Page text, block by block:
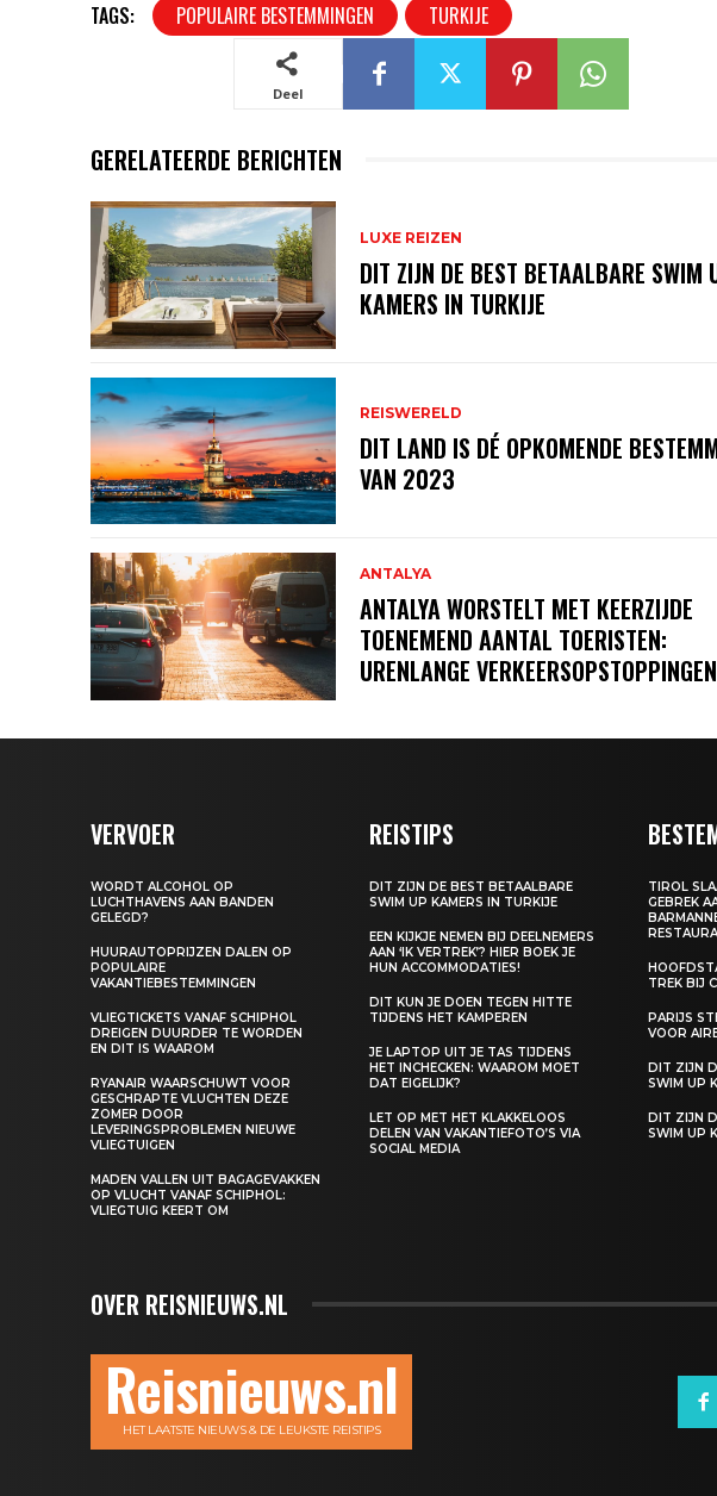
TAGS: POPULAIRE BESTEMMINGEN TURKIJE
Deel
GERELATEERDE BERICHTEN
LUXE REIZEN
DIT ZIJN DE BEST BETAALBARE SWIM
KAMERS IN TURKIJE
REISWERELD
DIT LAND IS DÉ OPKOMENDE
VAN 2023
ANTALYA
ANTALYA WORSTELT MET KEERZIJDE
TOENEMEND AANTAL TOERISTEN:
URENLANGE VERKEERSOPSTOPPINGEN
VERVOER
WORDT ALCOHOL OP
LUCHTHAVENS AAN BANDEN
GELEGD?
HUURAUTOPRIJZEN DALEN OP
POPULAIRE
VAKANTIEBESTEMMINGEN
VLIEGTICKETS VANAF SCHIPHOL
DREIGEN DUURDER TE WORDEN
EN DIT IS WAAROM
RYANAIR WAARSCHUWT VOOR
GESCHRAPTE VLUCHTEN DEZE
ZOMER DOOR
LEVERINGSPROBLEMEN NIEUWE
VLIEGTUIGEN
MADEN VALLEN UIT BAGAGEVAKKEN
OP VLUCHT VANAF SCHIPHOL:
VLIEGTUIG KEERT OM
REISTIPS
DIT ZIJN DE BEST BETAALBARE
SWIM UP KAMERS IN TURKIJE
EEN KIJKJE NEMEN BIJ DEELNEMERS
AAN ‘IK VERTREK’? HIER BOEK JE
HUN ACCOMMODATIES!
DIT KUN JE DOEN TEGEN HITTE
TIJDENS HET KAMPEREN
JE LAPTOP UIT JE TAS TIJDENS
HET INCHECKEN: WAAROM MOET
DAT EIGELIJK?
LET OP MET HET KLAKKELOOS
DELEN VAN VAKANTIEFOTO’S VIA
SOCIAL MEDIA
TIROL
GEBREK
TREK BIJ
PARIJS
VOOR
DIT ZIJN
SWIM UP
DIT ZIJN
SWIM UP
OVER REISNIEUWS.NL
Reisnieuws.nl
HET LAATSTE NIEUWS & DE LEUKSTE REISTIPS